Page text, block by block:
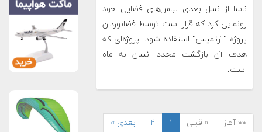
ناسا از نسل بعدی لباس‌های فضایی خود
رونمایی کرد که قرار است توسط فضانوردان
پروژه "آرتمیس" استفاده شود. پروژه‌ای که
هدف آن بازگشت مجدد انسان به ماه
است.
«« آغاز « قبلی ۱ ۲ بعدی »